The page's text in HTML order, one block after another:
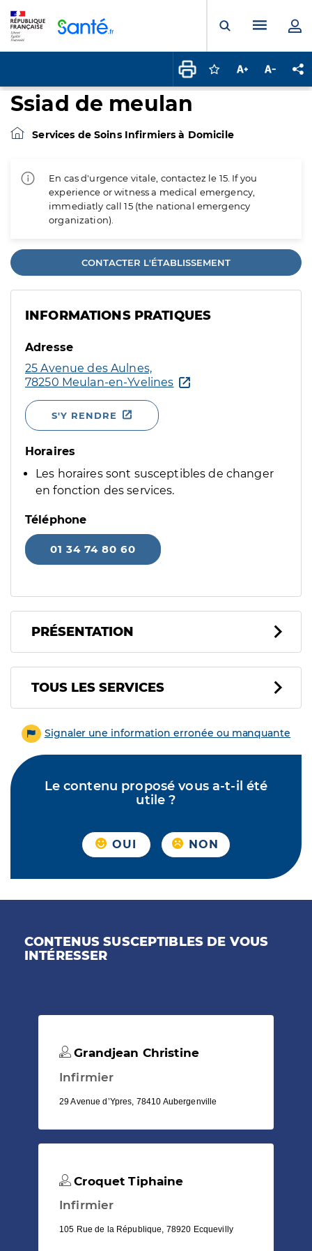
Ouvrir laMenu
Connectez-vous
Augmenter la
Ssiad de meulan
Services de Soins Infirmiers à Domicile
En cas d'urgence vitale, contactez le 15. If you
experience or witness a medical emergency,
immediatly call 15 (the national emergency
organization).
CONTACTER L'ÉTABLISSEMENT
INFORMATIONS PRATIQUES
Adresse
25 Avenue des Aulnes,
78250 Meulan-en-Yvelines
S'Y RENDRE
Horaires
Les horaires sont susceptibles de changer
en fonction des services.
Téléphone
01 34 74 80 60
PRÉSENTATION
Tous les services
TOUS LES SERVICES
Signaler une information erronée ou manquante
Le contenu proposé vous a-t-il été
utile ?
OUI NON
CONTENUS SUSCEPTIBLES DE VOUS
INTÉRESSER
Grandjean Christine
Infirmier
29 Avenue d’Ypres, 78410 Aubergenville
Croquet Tiphaine
Infirmier
105 Rue de la République, 78920 Ecquevilly